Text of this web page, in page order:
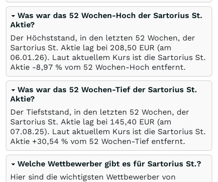
Was war das 52 Wochen-Hoch der Sartorius St.
Aktie?
Der Höchststand, in den letzten 52 Wochen, der
Sartorius St. Aktie lag bei 208,50 EUR (am
06.01.26). Laut aktuellem Kurs ist die Sartorius St.
Aktie -8,97 % vom 52 Wochen-Hoch entfernt.
Was war das 52 Wochen-Tief der Sartorius St.
Aktie?
Der Tiefststand, in den letzten 52 Wochen, der
Sartorius St. Aktie lag bei 145,40 EUR (am
07.08.25). Laut aktuellem Kurs ist die Sartorius St.
Aktie +30,54 % vom 52 Wochen-Tief entfernt.
Welche Wettbewerber gibt es für Sartorius St.?
Hier sind die wichtigsten Wettbewerber von